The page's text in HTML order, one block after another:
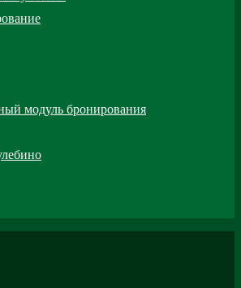
модуль бронирования